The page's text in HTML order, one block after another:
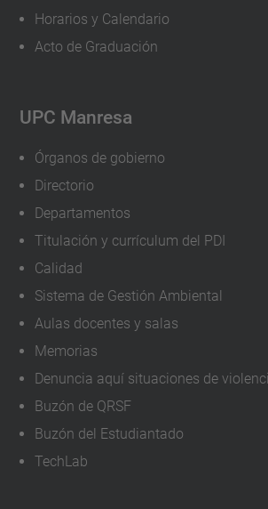
Horarios y Calendario
Acto de Graduación
UPC Manresa
Órganos de gobierno
Directorio
Departamentos
Titulación y currículum del PDI
Calidad
Sistema de Gestión Ambiental
Aulas docentes y salas
Memorias
Denuncia aquí situaciones de
Buzón de QRSF
Buzón del Estudiantado
TechLab